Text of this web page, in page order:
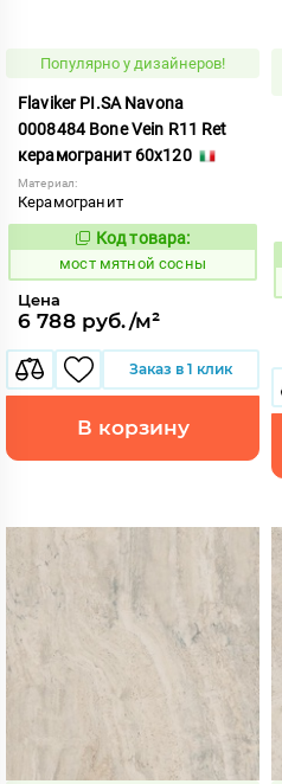
Популярно у дизайнеров!
Flaviker PI.SA Navona
0008484 Bone Vein R11 Ret
керамогранит 60x120
Материал:
Керамогранит
1023472
Код товара:
мост мятной сосны
Цена
6 788 руб./м²
Заказ в 1 клик
В корзину